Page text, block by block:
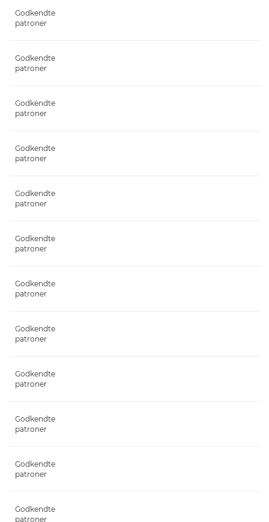
Godkendte
patroner
Godkendte
patroner
Godkendte
patroner
Godkendte
patroner
Godkendte
patroner
Godkendte
patroner
Godkendte
patroner
Godkendte
patroner
Godkendte
patroner
Godkendte
patroner
Godkendte
patroner
Godkendte
patroner